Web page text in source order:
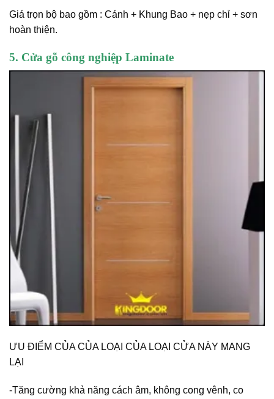
Giá trọn bộ bao gồm : Cánh + Khung Bao + nẹp chỉ + sơn
hoàn thiện.
5. Cửa gỗ công nghiệp Laminate
ƯU ĐIỂM CỦA CỦA LOẠI CỦA LOẠI CỬA NÀY MANG
LẠI
-Tăng cường khả năng cách âm, không cong vênh, co